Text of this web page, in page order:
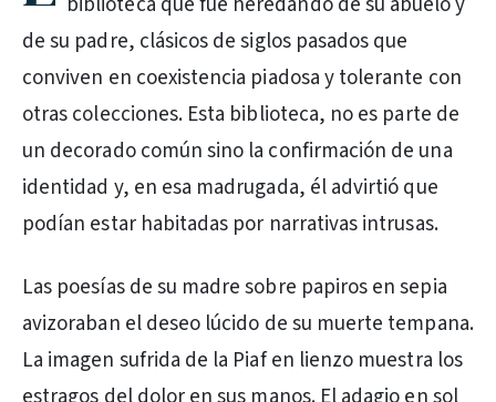
de su padre, clásicos de siglos pasados que
conviven en coexistencia piadosa y tolerante con
otras colecciones. Esta biblioteca, no es parte de
un decorado común sino la confirmación de una
identidad y, en esa madrugada, él advirtió que
podían estar habitadas por narrativas intrusas.
Las poesías de su madre sobre papiros en sepia
avizoraban el deseo lúcido de su muerte tempana.
La imagen sufrida de la Piaf en lienzo muestra los